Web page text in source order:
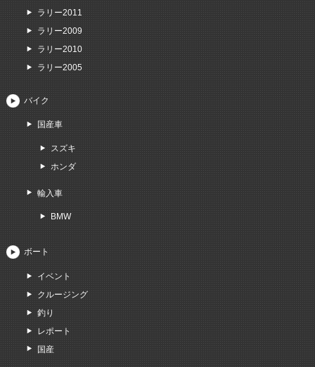
ラリー2011
ラリー2009
ラリー2010
ラリー2005
バイク
国産車
スズキ
ホンダ
輸入車
BMW
ボート
イベント
クルージング
釣り
レポート
国産